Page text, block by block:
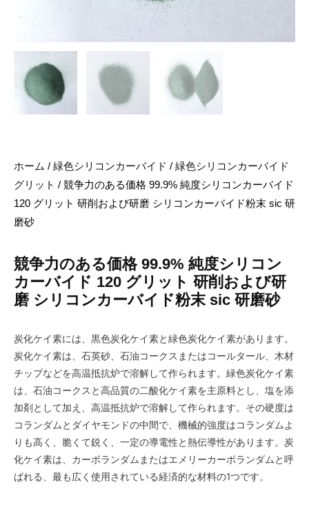
ホーム / 緑色シリコンカーバイド / 緑色シリコンカーバイド
グリット / 競争力のある価格 99.9% 純度シリコンカーバイド
120 グリット 研削および研磨 シリコンカーバイド粉末 sic 研
磨砂
競争力のある価格 99.9% 純度シリコン
カーバイド 120 グリット 研削および研
磨 シリコンカーバイド粉末 sic 研磨砂
炭化ケイ素には、黒色炭化ケイ素と緑色炭化ケイ素があります。
炭化ケイ素は、石英砂、石油コークスまたはコールタール、木材
チップなどを高温抵抗炉で溶解して作られます。緑色炭化ケイ素
は、石油コークスと高品質の二酸化ケイ素を主原料とし、塩を添
加剤として加え、高温抵抗炉で溶解して作られます。その硬度は
コランダムとダイヤモンドの中間で、機械的強度はコランダムよ
りも高く、脆くて鋭く、一定の導電性と熱伝導性があります。炭
化ケイ素は、カーボランダムまたはエメリーカーボランダムと呼
ばれる、最も広く使用されている経済的な材料の1つです。